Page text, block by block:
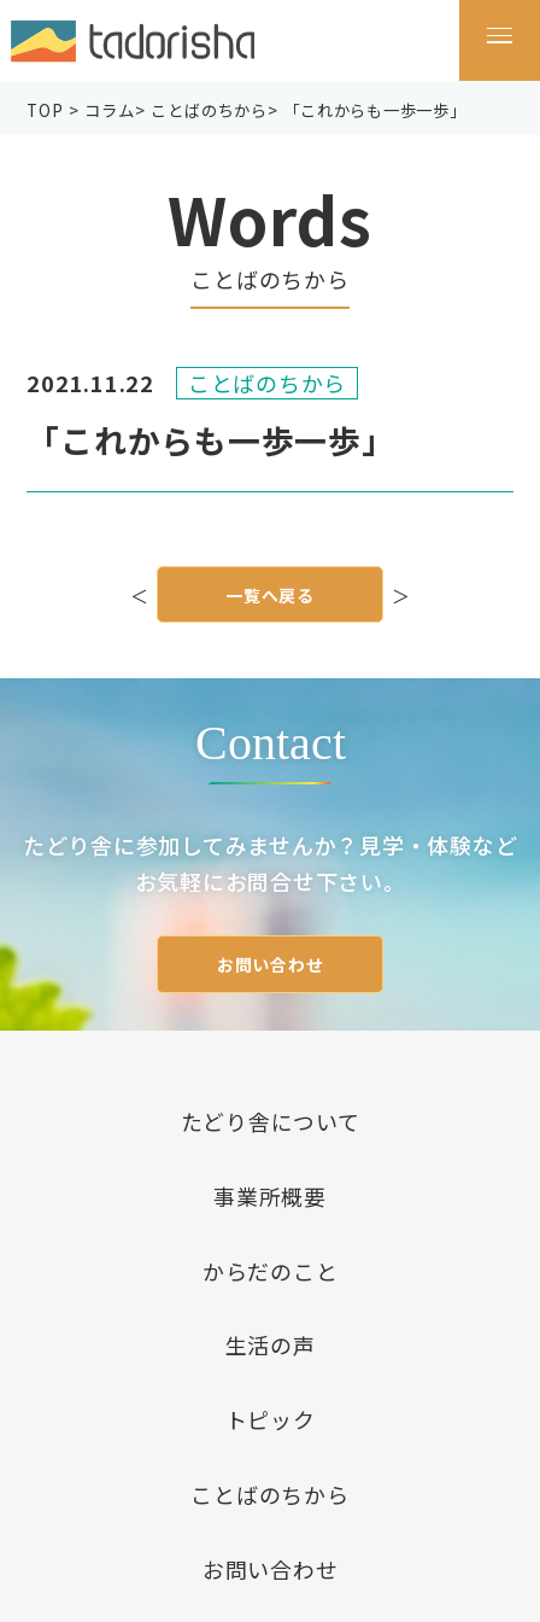
TOP > コラム> ことばのちから > 「これからも一歩一歩」
Words
ことばのちから
「これからも一歩一歩」
2021.11.22 ことばのちから
シ
＜ ＞
一覧へ戻る
Contact
たどり舎に参加してみませんか？見学・体験など
お気軽にお問合せ下さい。
お問い合わせ
たどり舎について
事業所概要
からだのこと
生活の声
トピック
ことばのちから
お問い合わせ